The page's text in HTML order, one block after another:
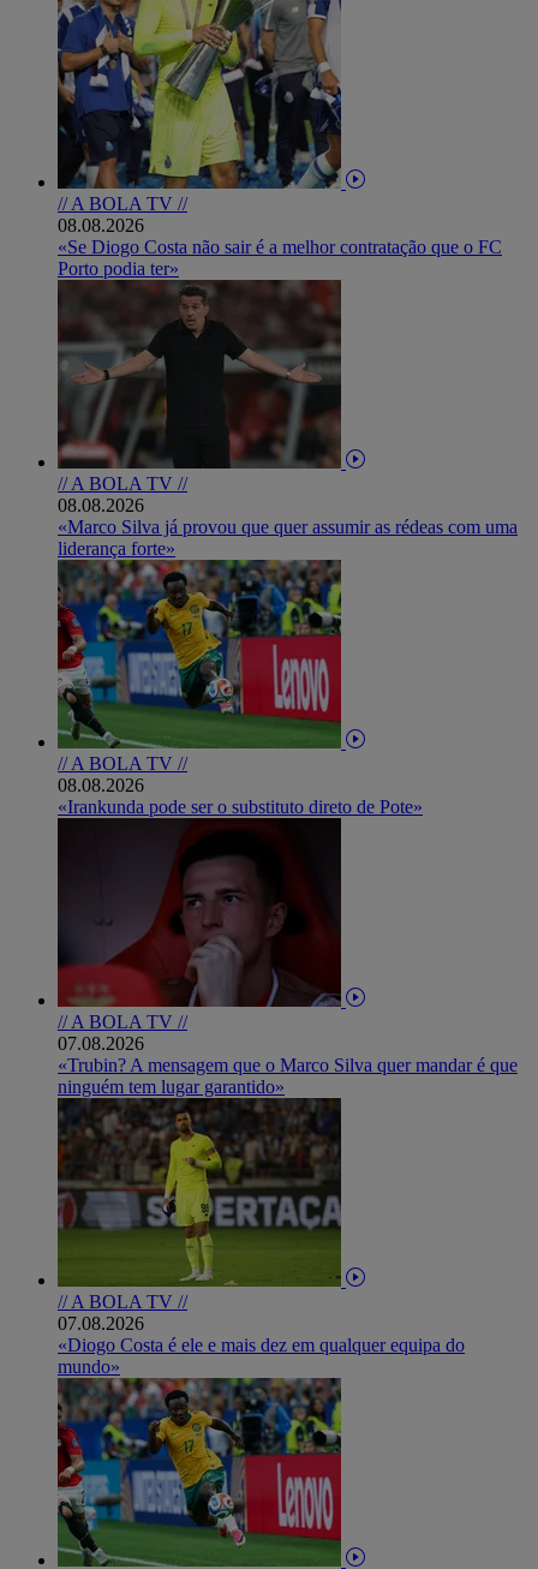
// A BOLA TV //
08.08.2026
«Se Diogo Costa não sair é a melhor contratação que o FC
Porto podia ter»
// A BOLA TV //
08.08.2026
«Marco Silva já provou que quer assumir as rédeas com uma
liderança forte»
// A BOLA TV //
08.08.2026
«Irankunda pode ser o substituto direto de Pote»
// A BOLA TV //
07.08.2026
«Trubin? A mensagem que o Marco Silva quer mandar é que
ninguém tem lugar garantido»
// A BOLA TV //
07.08.2026
«Diogo Costa é ele e mais dez em qualquer equipa do
mundo»